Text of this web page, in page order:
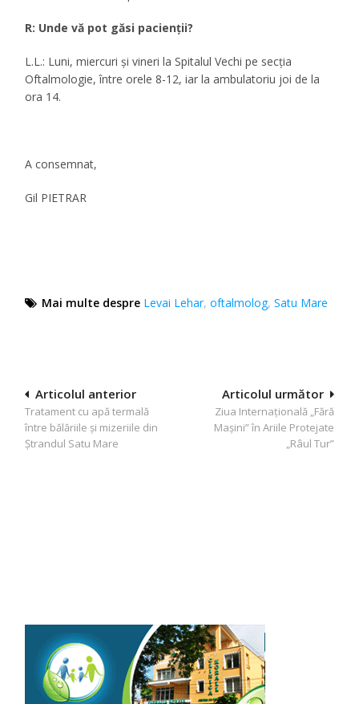
R: Unde vă pot găsi pacienţii?
L.L.: Luni, miercuri şi vineri la Spitalul Vechi pe secţia
Oftalmologie, între orele 8-12, iar la ambulatoriu joi de la
ora 14.
A consemnat,
Gil PIETRAR
Mai multe despre Levai Lehar,oftalmolog,Satu Mare
Navigare
în
articole
Articolul următor
Ziua Internaţională „Fără
Maşini” în Ariile Protejate
„Râul Tur”
Articolul anterior
Tratament cu apă termală
între bălăriile şi mizeriile din
Ştrandul Satu Mare